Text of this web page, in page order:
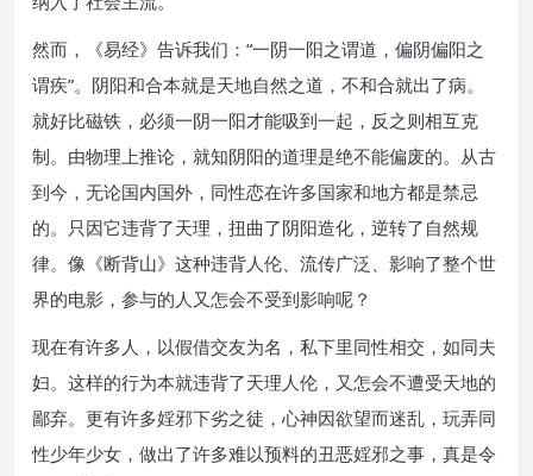
然而，《易经》告诉我们：“一阴一阳之谓道，偏阴偏阳之
谓疾”。阴阳和合本就是天地自然之道，不和合就出了病。
就好比磁铁，必须一阴一阳才能吸到一起，反之则相互克
制。由物理上推论，就知阴阳的道理是绝不能偏废的。从古
到今，无论国内国外，同性恋在许多国家和地方都是禁忌
的。只因它违背了天理，扭曲了阴阳造化，逆转了自然规
律。像《断背山》这种违背人伦、流传广泛、影响了整个世
界的电影，参与的人又怎会不受到影响呢？
现在有许多人，以假借交友为名，私下里同性相交，如同夫
妇。这样的行为本就违背了天理人伦，又怎会不遭受天地的
鄙弃。更有许多婬邪下劣之徒，心神因欲望而迷乱，玩弄同
性少年少女，做出了许多难以预料的丑恶婬邪之事，真是令